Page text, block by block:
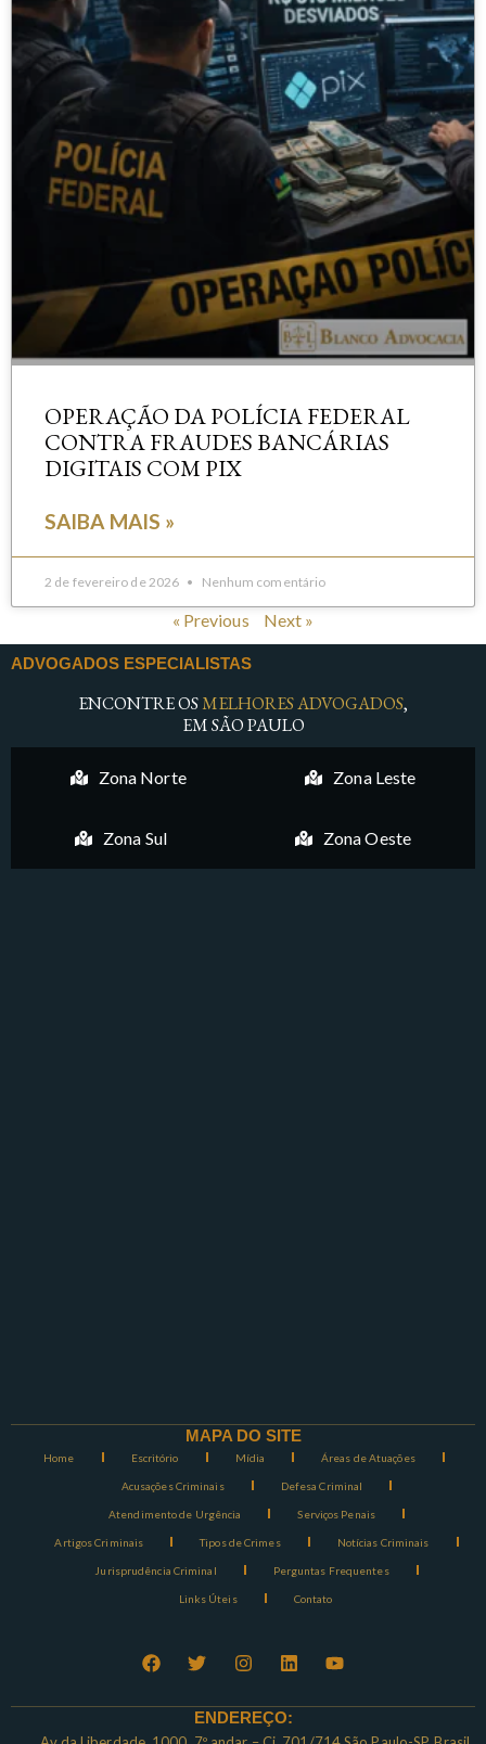
OPERAÇÃO DA POLÍCIA FEDERAL
CONTRA FRAUDES BANCÁRIAS
DIGITAIS COM PIX
SAIBA MAIS »
2 de fevereiro de 2026 Nenhum comentário
« Previous Next »
ADVOGADOS ESPECIALISTAS
ENCONTRE OSMELHORES ADVOGADOS,
EM SÃO PAULO
Zona Norte Zona Leste
Zona Sul Zona Oeste
MAPA DO SITE
Home Escritório Mídia Áreas de Atuações
Acusações Criminais Defesa Criminal
Atendimento de Urgência Serviços Penais
Artigos Criminais Tipos de Crimes Notícias Criminais
Jurisprudência Criminal Perguntas Frequentes
Links Úteis Contato
ENDEREÇO: